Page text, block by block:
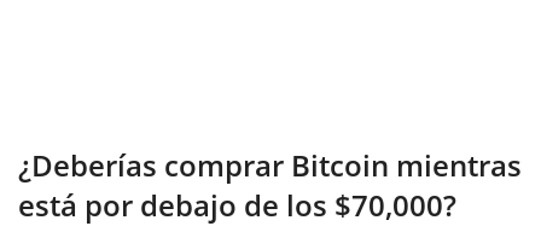
¿Deberías comprar Bitcoin mientras
está por debajo de los $70,000?